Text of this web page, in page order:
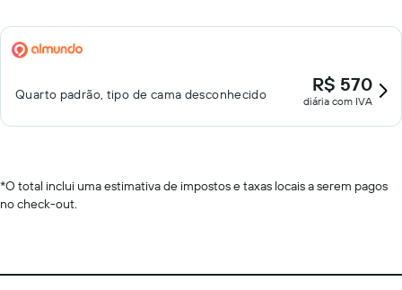
Quarto padrão, tipo de cama desconhecido R$ 570
diária com IVA
*O total inclui uma estimativa de impostos e taxas locais a serem pagos
no check-out.